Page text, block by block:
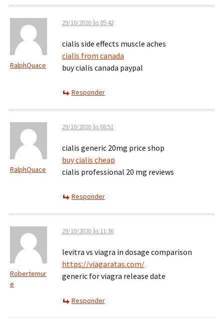
RalphQuace
29/10/2020 às 05:42
cialis side effects muscle aches
cialis from canada
buy cialis canada paypal
Responder
RalphQuace
29/10/2020 às 08:51
cialis generic 20mg price shop
buy cialis cheap
cialis professional 20 mg reviews
Responder
Robertemur
e
29/10/2020 às 11:36
levitra vs viagra in dosage comparison
https://viagaratas.com/
generic for viagra release date
Responder